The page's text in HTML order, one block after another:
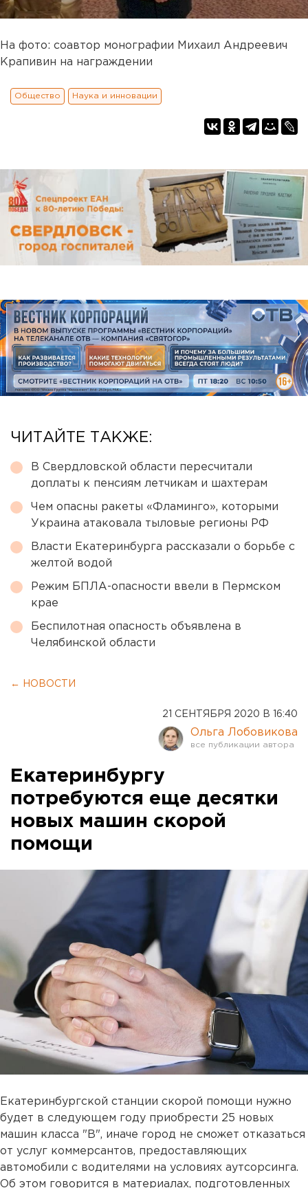
На фото: соавтор монографии Михаил Андреевич
Крапивин на награждении
Общество Наука и инновации
ЧИТАЙТЕ ТАКЖЕ:
В Свердловской области пересчитали
доплаты к пенсиям летчикам и шахтерам
Чем опасны ракеты «Фламинго», которыми
Украина атаковала тыловые регионы РФ
Власти Екатеринбурга рассказали о борьбе с
желтой водой
Режим БПЛА-опасности ввели в Пермском
крае
Беспилотная опасность объявлена в
Челябинской области
← НОВОСТИ
21 СЕНТЯБРЯ 2020 В 16:40
Ольга Лобовикова
Екатеринбургу
потребуются еще десятки
новых машин скорой
помощи
Екатеринбургской станции скорой помощи нужно
будет в следующем году приобрести 25 новых
машин класса "В", иначе город не сможет отказаться
от услуг коммерсантов, предоставляющих
автомобили с водителями на условиях аутсорсинга.
Об этом говорится в материалах, подготовленных